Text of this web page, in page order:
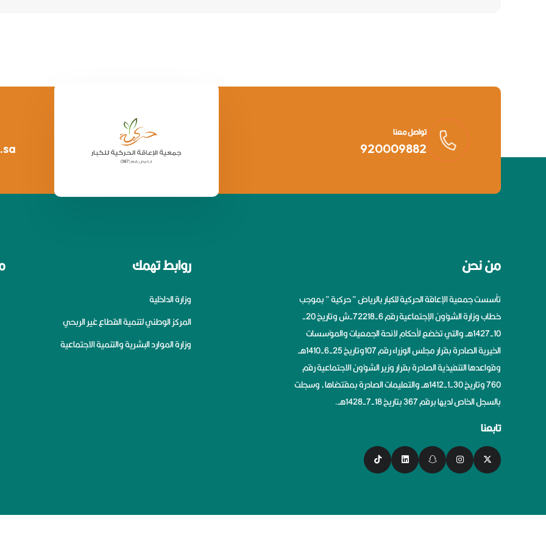
تواصل معنا
920009882
من نحن
تأسست جمعية الإعاقة الحركية للكبار بالرياض ” حركية ” بموجب
خطاب وزارة الشؤون الإجتماعية رقم 6-72218-ش وتاريخ 20-
10-1427هــ والتي تخضع لأحكام لائحة الجمعيات والمؤسسات
الخيرية الصادرة بقرار مجلس الوزراء رقم 107وتاريخ 25-6-1410هــ
وقواعدها التنفيذية الصادرة بقرار وزير الشؤون الاجتماعية رقم
760 وتاريخ 30-1-1412هــ والتعليمات الصادرة بمقتضاها، وسجلت
بالسجل الخاص لديها برقم 367 بتاريخ 18-7-1428هــ.
تابعنا
روابط تهمك
وزارة الداخلية
المركز الوطني لتنمية القطاع غير الربحي
وزارة الموارد البشرية والتنمية الاجتماعية